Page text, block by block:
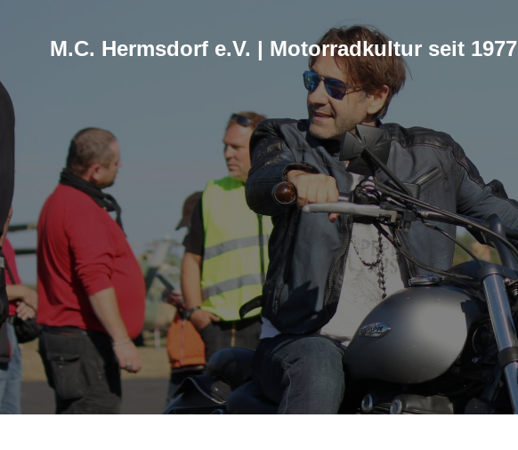
M.C. Hermsdorf e.V. | Motorradkultur seit 1977